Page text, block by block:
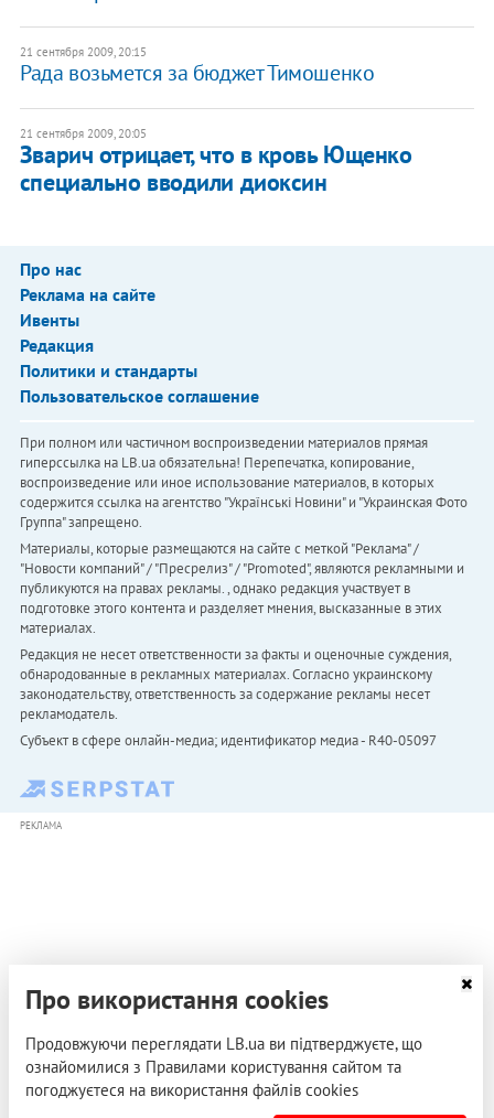
21 сентября 2009, 20:15
Рада возьмется за бюджет Тимошенко
21 сентября 2009, 20:05
Зварич отрицает, что в кровь Ющенко
специально вводили диоксин
Про нас
Реклама на сайте
Ивенты
Редакция
Политики и стандарты
Пользовательское соглашение
При полном или частичном воспроизведении материалов прямая
гиперссылка на LB.ua обязательна! Перепечатка, копирование,
воспроизведение или иное использование материалов, в которых
содержится ссылка на агентство "Українськi Новини" и "Украинская Фото
Группа" запрещено.
Материалы, которые размещаются на сайте с меткой "Реклама" /
"Новости компаний" / "Пресрелиз" / "Promoted", являются рекламными и
публикуются на правах рекламы. , однако редакция участвует в
подготовке этого контента и разделяет мнения, высказанные в этих
материалах.
Редакция не несет ответственности за факты и оценочные суждения,
обнародованные в рекламных материалах. Согласно украинскому
законодательству, ответственность за содержание рекламы несет
рекламодатель.
Субъект в сфере онлайн-медиа; идентификатор медиа - R40-05097
РЕКЛАМА
Про використання cookies
Продовжуючи переглядати LB.ua ви підтверджуєте, що
ознайомилися з Правилами користування сайтом та
погоджуєтеся на використання файлів cookies